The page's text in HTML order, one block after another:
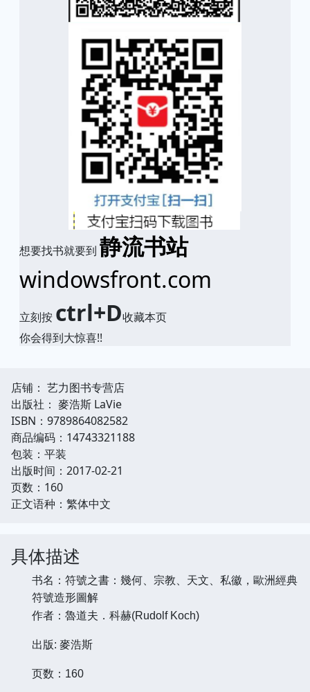
想要找书就要到 静流书站
windowsfront.com
立刻按 ctrl+D收藏本页
你会得到大惊喜!!
店铺： 艺力图书专营店
出版社： 麥浩斯 LaVie
ISBN：9789864082582
商品编码：14743321188
包装：平装
出版时间：2017-02-21
页数：160
正文语种：繁体中文
具体描述
书名： 符號之書：幾何、宗教、天文、私徽，歐洲經典
符號造形圖解
作者：魯道夫．科赫(Rudolf Koch)
出版: 麥浩斯
页数：160